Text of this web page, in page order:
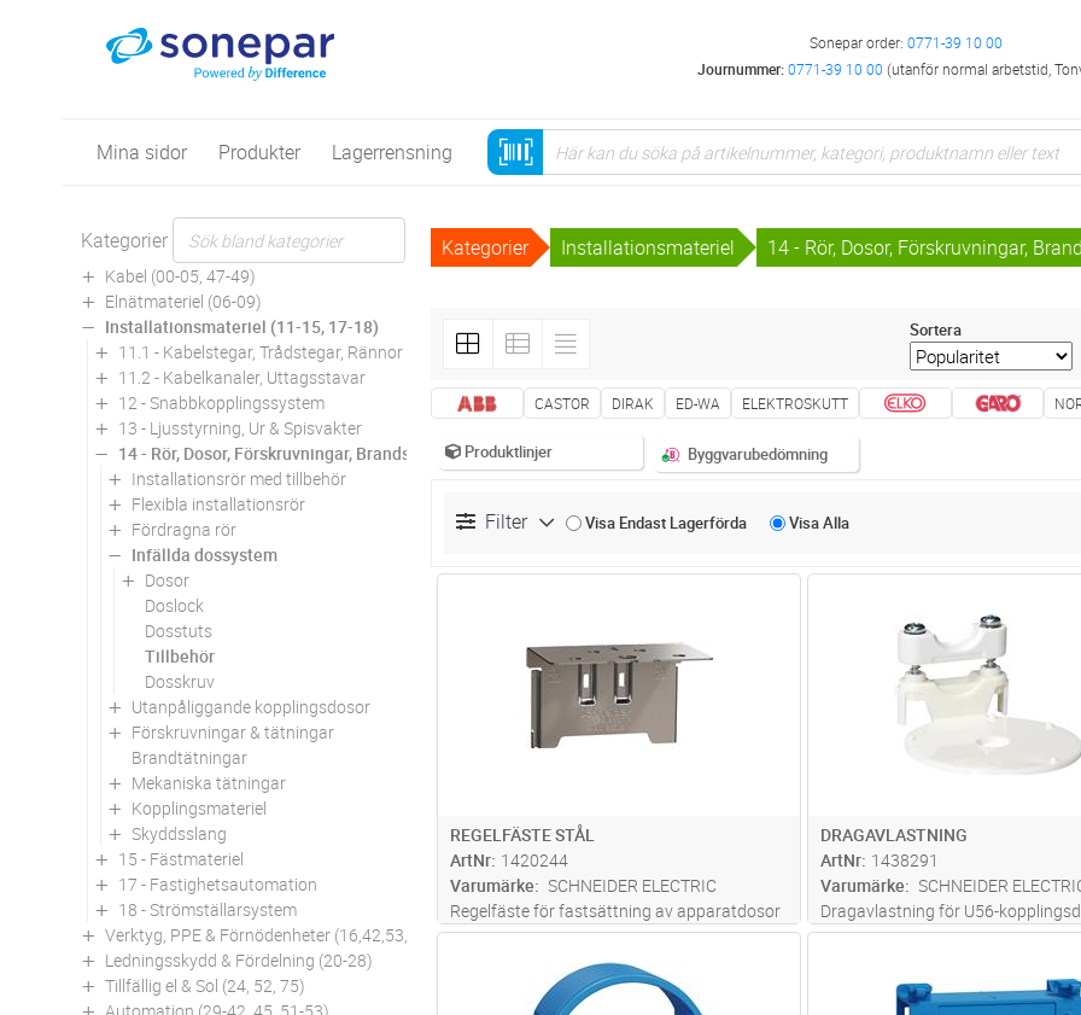
Sonepar order: 0771-39 10 00
Journummer:0771-39 10 00 (utanför normal arbetstid,
Mina sidor Produkter Lagerrensning
Kategorier
Kabel (00-05, 47-49)
Elnätmateriel (06-09)
Installationsmateriel (11-15, 17-18)
11.1 - Kabelstegar, Trådstegar, Rännor
11.2 - Kabelkanaler, Uttagsstavar
12 - Snabbkopplingssystem
13 - Ljusstyrning, Ur & Spisvakter
14 - Rör, Dosor, Förskruvningar, Brandskydd
Installationsrör med tillbehör
Flexibla installationsrör
Fördragna rör
Infällda dossystem
Dosor
Doslock
Dosstuts
Tillbehör
Dosskruv
Utanpåliggande kopplingsdosor
Förskruvningar & tätningar
Brandtätningar
Mekaniska tätningar
Kopplingsmateriel
Skyddsslang
15 - Fästmateriel
17 - Fastighetsautomation
18 - Strömställarsystem
Verktyg, PPE & Förnödenheter (16,42,53,94)
Ledningsskydd & Fördelning (20-28)
Tillfällig el & Sol (24, 52, 75)
Kategorier Installationsmateriel 14 - Rör, Dosor, Förskruvningar,
Sortera
CASTOR DIRAK ED-WA ELEKTROSKUTT
Produktlinjer Byggvarubedömning
Filter Visa Endast Lagerförda VisaAlla
REGELFÄSTE STÅL
ArtNr 1420244
Varumärke
SCHNEIDER ELECTRIC
Regelfäste för fastsättning av apparatdosor
på trä- eller stålreglar.
DRAGAVLASTNING
ArtNr 1438291
Varumärke
SCHNEIDER
Dragavlastning för U56-
kabeldiameter 14 mm, material
Lägg i kundvagn